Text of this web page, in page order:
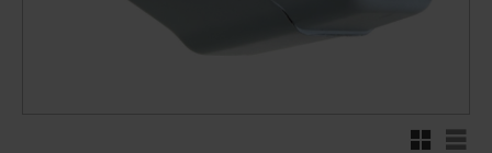
RutenettListe